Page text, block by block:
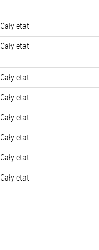
Cały etat
Cały etat
Cały etat
Cały etat
Cały etat
Cały etat
Cały etat
Cały etat